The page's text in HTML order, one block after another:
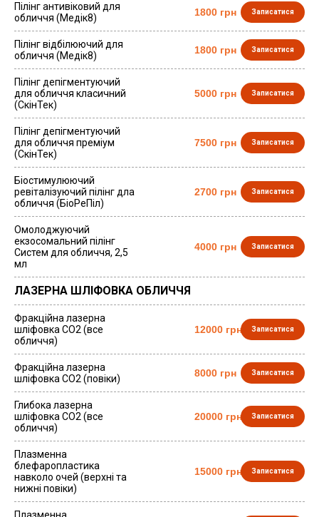
Пілінг антивіковий для
обличчя (Медік8)
1800 грн Записатися
Пілінг відбілюючий для
обличчя (Медік8)
1800 грн Записатися
Пілінг депігментуючий
для обличчя класичний
(СкінТек)
5000 грн Записатися
Пілінг депігментуючий
для обличчя преміум
(СкінТек)
7500 грн Записатися
Біостимулюючий
ревіталізуючий пілінг дла
обличчя (БіоРеПіл)
2700 грн Записатися
Омолоджуючий
екзосомальний пілінг
Систем для обличчя, 2,5
мл
4000 грн Записатися
ЛАЗЕРНА ШЛІФОВКА ОБЛИЧЧЯ
Фракційна лазерна
шліфовка СО2 (все
обличчя)
12000 грн Записатися
Фракційна лазерна
шліфовка СО2 (повіки)
8000 грн Записатися
Глибока лазерна
шліфовка СО2 (все
обличчя)
20000 грн Записатися
Плазменна
блефаропластика
навколо очей (верхні та
нижні повіки)
15000 грн Записатися